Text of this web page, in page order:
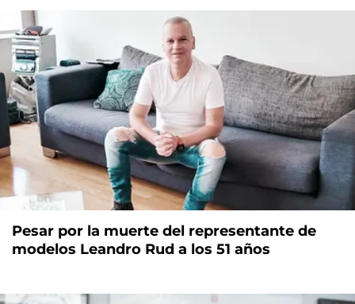
Pesar por la muerte del representante de
modelos Leandro Rud a los 51 años